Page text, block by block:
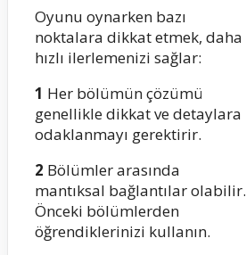
Oyunu oynarken bazı
noktalara dikkat etmek, daha
hızlı ilerlemenizi sağlar:
1 Her bölümün çözümü
genellikle dikkat ve detaylara
odaklanmayı gerektirir.
2 Bölümler arasında
mantıksal bağlantılar olabilir.
Önceki bölümlerden
öğrendiklerinizi kullanın.